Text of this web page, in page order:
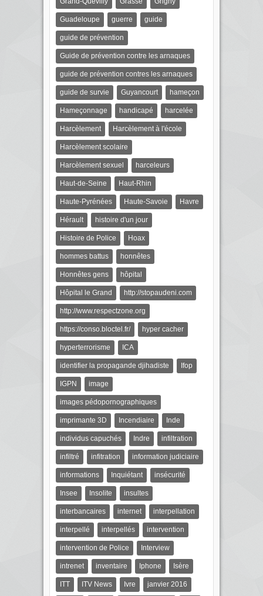
Guadeloupe guerre guide
guide de prévention
Guide de prévention contre les arnaques
guide de prévention contres les arnaques
guide de survie Guyancourt hameçon
Hameçonnage handicapé harcelée
Harcèlement Harcèlement à l'école
Harcèlement scolaire
Harcèlement sexuel harceleurs
Haut-de-Seine Haut-Rhin
Haute-Pyrénées Haute-Savoie Havre
Hérault histoire d'un jour
Histoire de Police Hoax
hommes battus honnêtes
Honnêtes gens hôpital
Hôpital le Grand http://stopaudeni.com
http://www.respectzone.org
https://conso.bloctel.fr/ hyper cacher
hyperterrorisme ICA
identifier la propagande djihadiste Ifop
IGPN image
images pédopornographiques
imprimante 3D Incendiaire Inde
individus capuchés Indre infiltration
infiltré infitration information judiciaire
informations Inquiétant insécurité
Insee Insolite insultes
interbancaires internet interpellation
interpellé interpellés intervention
intervention de Police Interview
intrenet inventaire Iphone Isère
ITT ITV News Ivre janvier 2016